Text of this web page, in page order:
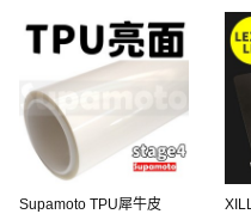
Supamoto TPU犀牛皮